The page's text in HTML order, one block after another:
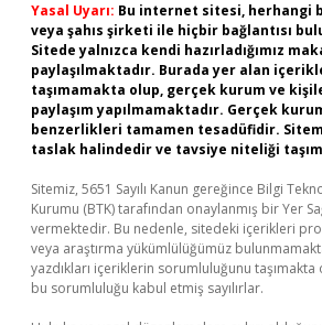
Yasal Uyarı: Bu internet sitesi, herhangi
veya şahıs şirketi ile hiçbir bağlantısı
Sitede yalnızca kendi hazırladığımız
paylaşılmaktadır. Burada yer alan
taşımamakta olup, gerçek kurum ve
paylaşım yapılmamaktadır. Gerçek
benzerlikleri tamamen tesadüfidir.
taslak halindedir ve tavsiye niteliği
Sitemiz, 5651 Sayılı Kanun gereğince Bilgi
Kurumu (BTK) tarafından onaylanmış bir Yer
vermektedir. Bu nedenle, sitedeki içerikleri
veya araştırma yükümlülüğümüz
yazdıkları içeriklerin sorumluluğunu
bu sorumluluğu kabul etmiş sayılırlar.